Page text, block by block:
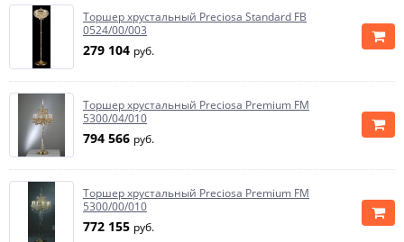
Торшер хрустальный Preciosa Standard FB
0524/00/003
279 104 руб.
Торшер хрустальный Preciosa Premium FM
5300/04/010
794 566 руб.
Торшер хрустальный Preciosa Premium FM
5300/00/010
772 155 руб.